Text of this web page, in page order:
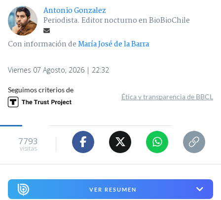
Antonio Gonzalez
Periodista. Editor nocturno en BioBioChile
Con información deMaría José de la Barra
Viernes 07 Agosto, 2026 | 22:32
Seguimos criterios de
Ética y transparencia de BBCL
7793
visitas
VER RESUMEN